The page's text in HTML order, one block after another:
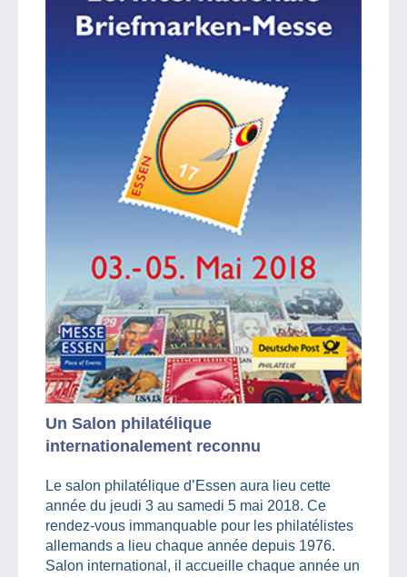
Un Salon philatélique
internationalement reconnu
Le salon philatélique d’Essen aura lieu cette
année du jeudi 3 au samedi 5 mai 2018. Ce
rendez-vous immanquable pour les philatélistes
allemands a lieu chaque année depuis 1976.
Salon international, il accueille chaque année un